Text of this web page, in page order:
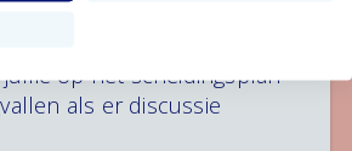
daarom ook vast te
op het scheidingsplan
als er discussie